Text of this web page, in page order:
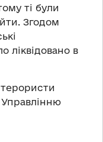
ті були
Згодом
ліквідовано в
Управлінню